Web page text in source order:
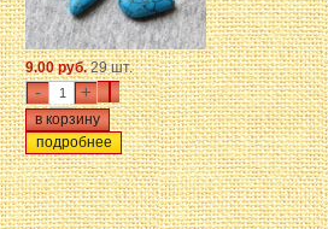
9.00 руб.29 шт.
- +
подробнее